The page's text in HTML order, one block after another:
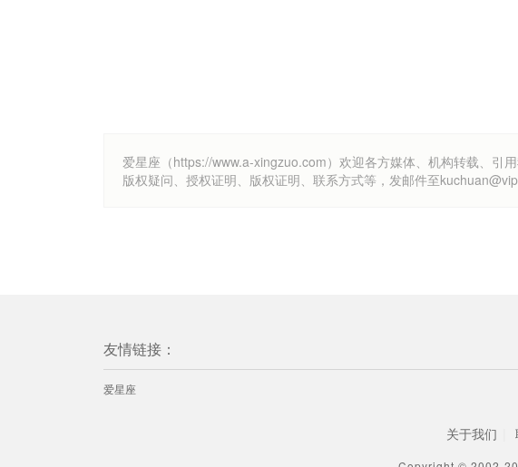
爱星座（https://www.a-xingzuo.com）欢迎各方媒体、机构转载、引
版权疑问、授权证明、版权证明、联系方式等，发邮件至
友情链接：
爱星座
关于我们